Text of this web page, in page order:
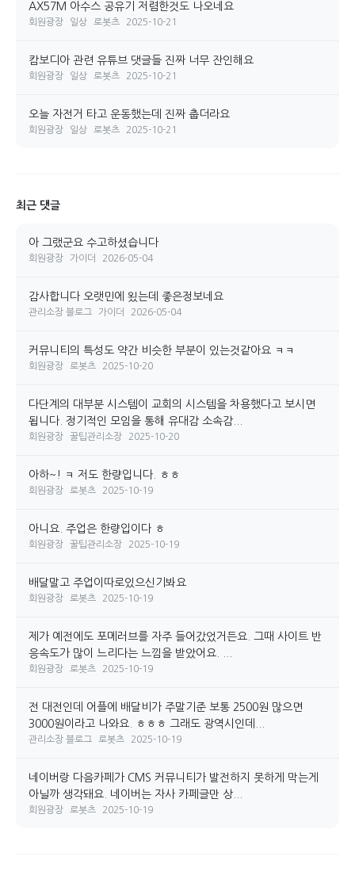
AX57M 아수스 공유기 저렴한것도 나오네요
회원광장 일상 로봇츠 2025-10-21
캄보디아 관련 유튜브 댓글들 진짜 너무 잔인해요
회원광장 일상 로봇츠 2025-10-21
오늘 자전거 타고 운동했는데 진짜 춥더라요
회원광장 일상 로봇츠 2025-10-21
최근 댓글
아 그랬군요 수고하셨습니다
회원광장 가이더 2026-05-04
감사합니다 오랫민에 욌는데 좋은정보네요
관리소장 블로그 가이더 2026-05-04
커뮤니티의 특성도 약간 비슷한 부분이 있는것같아요 ㅋㅋ
회원광장 로봇츠 2025-10-20
다단계의 대부분 시스템이 교회의 시스템을 차용했다고 보시면
됩니다. 정기적인 모임을 통해 유대감 소속감...
회원광장 꿀팁관리소장 2025-10-20
아하~! ㅋ 저도 한량입니다. ㅎㅎ
회원광장 로봇츠 2025-10-19
아니요. 주업은 한량입이다 ㅎ
회원광장 꿀팁관리소장 2025-10-19
배달말고 주업이따로있으신기봐요
회원광장 로봇츠 2025-10-19
제가 예전에도 포메러브를 자주 들어갔었거든요. 그때 사이트 반
응속도가 많이 느리다는 느낌을 받았어요. ...
회원광장 로봇츠 2025-10-19
전 대전인데 어플에 배달비가 주말기준 보통 2500원 많으면
3000원이라고 나와요. ㅎㅎㅎ 그래도 광역시인데...
관리소장 블로그 로봇츠 2025-10-19
네이버랑 다음카페가 CMS 커뮤니티가 발전하지 못하게 막는게
아닐까 생각돼요. 네이버는 자사 카페글만 상...
회원광장 로봇츠 2025-10-19